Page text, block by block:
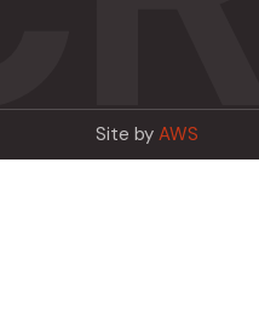
Site by AWS